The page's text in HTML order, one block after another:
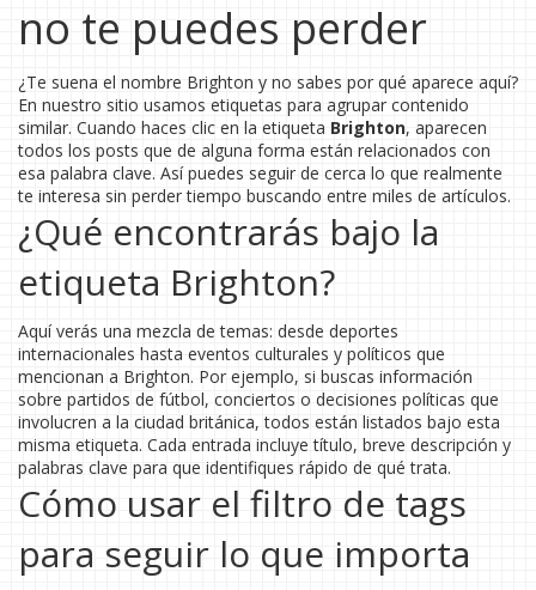
no te puedes perder
¿Te suena el nombre Brighton y no sabes por qué aparece aquí?
En nuestro sitio usamos etiquetas para agrupar contenido
similar. Cuando haces clic en la etiqueta Brighton, aparecen
todos los posts que de alguna forma están relacionados con
esa palabra clave. Así puedes seguir de cerca lo que realmente
te interesa sin perder tiempo buscando entre miles de artículos.
¿Qué encontrarás bajo la
etiqueta Brighton?
Aquí verás una mezcla de temas: desde deportes
internacionales hasta eventos culturales y políticos que
mencionan a Brighton. Por ejemplo, si buscas información
sobre partidos de fútbol, conciertos o decisiones políticas que
involucren a la ciudad británica, todos están listados bajo esta
misma etiqueta. Cada entrada incluye título, breve descripción y
palabras clave para que identifiques rápido de qué trata.
Cómo usar el filtro de tags
para seguir lo que importa